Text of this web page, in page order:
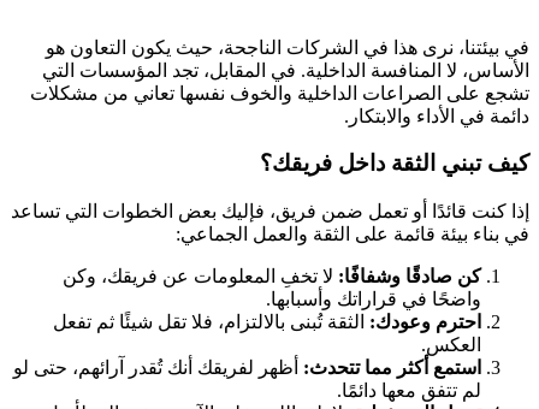
في بيئتنا، نرى هذا في الشركات الناجحة، حيث يكون التعاون هو
الأساس، لا المنافسة الداخلية. في المقابل، تجد المؤسسات التي
تشجع على الصراعات الداخلية والخوف نفسها تعاني من مشكلات
دائمة في الأداء والابتكار.
كيف تبني الثقة داخل فريقك؟
إذا كنت قائدًا أو تعمل ضمن فريق، فإليك بعض الخطوات التي تساعد
في بناء بيئة قائمة على الثقة والعمل الجماعي:
كن صادقًا وشفافًا: لا تخفِ المعلومات عن فريقك، وكن
واضحًا في قراراتك وأسبابها.
احترم وعودك: الثقة تُبنى بالالتزام، فلا تقل شيئًا ثم تفعل
العكس.
استمع أكثر مما تتحدث: أظهر لفريقك أنك تُقدر آرائهم، حتى لو
لم تتفق معها دائمًا.